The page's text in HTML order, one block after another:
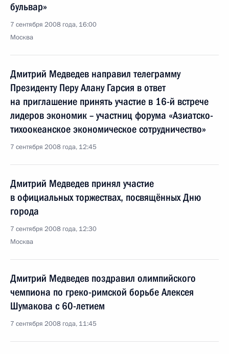
бульвар»
7 сентября 2008 года, 16:00
Москва
Дмитрий Медведев направил телеграмму
Президенту Перу Алану Гарсия в ответ
на приглашение принять участие в 16-й встрече
лидеров экономик – участниц форума «Азиатско-
тихоокеанское экономическое сотрудничество»
7 сентября 2008 года, 12:45
Дмитрий Медведев принял участие
в официальных торжествах, посвящённых Дню
города
7 сентября 2008 года, 12:30
Москва
Дмитрий Медведев поздравил олимпийского
чемпиона по греко-римской борьбе Алексея
Шумакова с 60-летием
7 сентября 2008 года, 11:45